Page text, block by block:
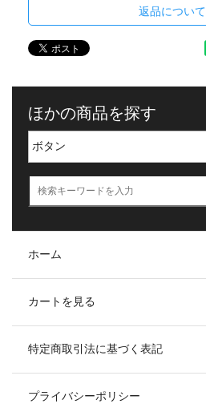
返品について
ほかの商品を探す
ホーム
カートを見る
特定商取引法に基づく表記
プライバシーポリシー